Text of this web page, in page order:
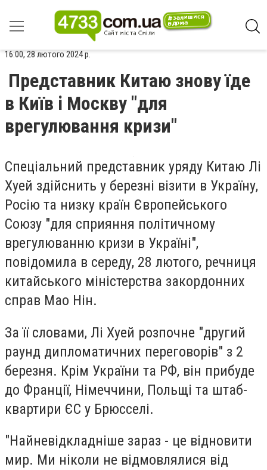
16:00, 28 лютого 2024 р.
Представник Китаю знову їде
в Київ і Москву "для
врегулювання кризи"
Спеціальний представник уряду Китаю Лі
Хуей здійснить у березні візити в Україну,
Росію та низку країн Європейського
Союзу "для сприяння політичному
врегулюванню кризи в Україні",
повідомила в середу, 28 лютого, речниця
китайського міністерства закордонних
справ Мао Нін.
За її словами, Лі Хуей розпочне "другий
раунд дипломатичних переговорів" з 2
березня. Крім України та РФ, він прибуде
до Франції, Німеччини, Польщі та штаб-
квартири ЄС у Брюсселі.
"Найневідкладніше зараз - це відновити
мир. Ми ніколи не відмовлялися від